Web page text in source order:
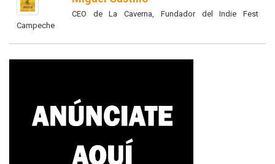
CEO de La Caverna, Fundador del Indie Fest
Campeche